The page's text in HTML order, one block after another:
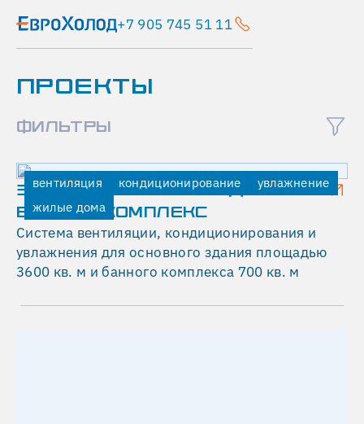
+7 905 745 51 11
ПРОЕКТЫ
ФИЛЬТРЫ
вентиляция кондиционирование
увлажнение
жилые дома
ЗАГОРОДНЫЙ ЖИЛОЙ ДОМ И
БАННЫЙ КОМПЛЕКС
Система вентиляции, кондиционирования и
увлажнения для основного здания площадью
3600 кв. м и банного комплекса 700 кв. м
Проекты
Помещение
кондиционирование
административные
здания
И
Н
В
Е